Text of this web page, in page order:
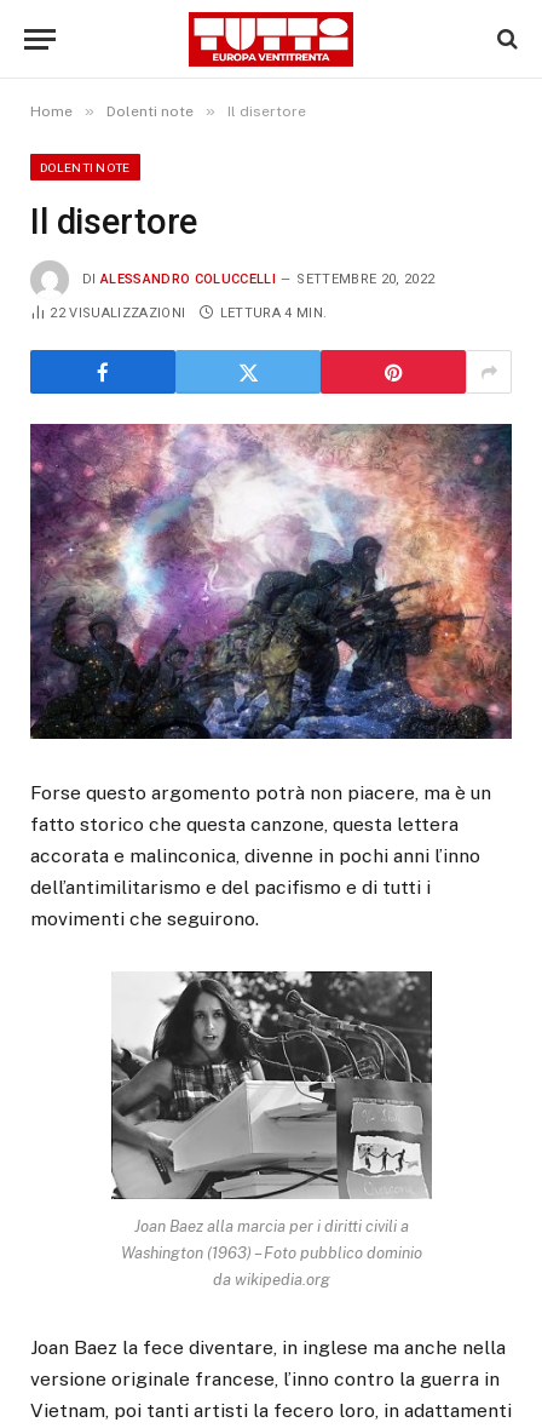
Home » Dolenti note » Il disertore
DOLENTI NOTE
Il disertore
DI ALESSANDRO COLUCCELLI SETTEMBRE 20, 2022
22VISUALIZZAZIONI LETTURA 4 MIN.
Forse questo argomento potrà non piacere, ma è un
fatto storico che questa canzone, questa lettera
accorata e malinconica, divenne in pochi anni l’inno
dell’antimilitarismo e del pacifismo e di tutti i
movimenti che seguirono.
Joan Baez alla marcia per i diritti civili a
Washington (1963) – Foto pubblico dominio
da wikipedia.org
Joan Baez la fece diventare, in inglese ma anche nella
versione originale francese, l’inno contro la guerra in
Vietnam, poi tanti artisti la fecero loro, in adattamenti